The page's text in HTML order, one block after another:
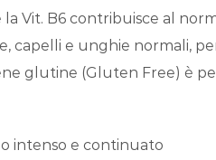
Vit. B6 contribuisce al
capelli e unghie normali,
glutine (Gluten Free) è
intenso e continuato